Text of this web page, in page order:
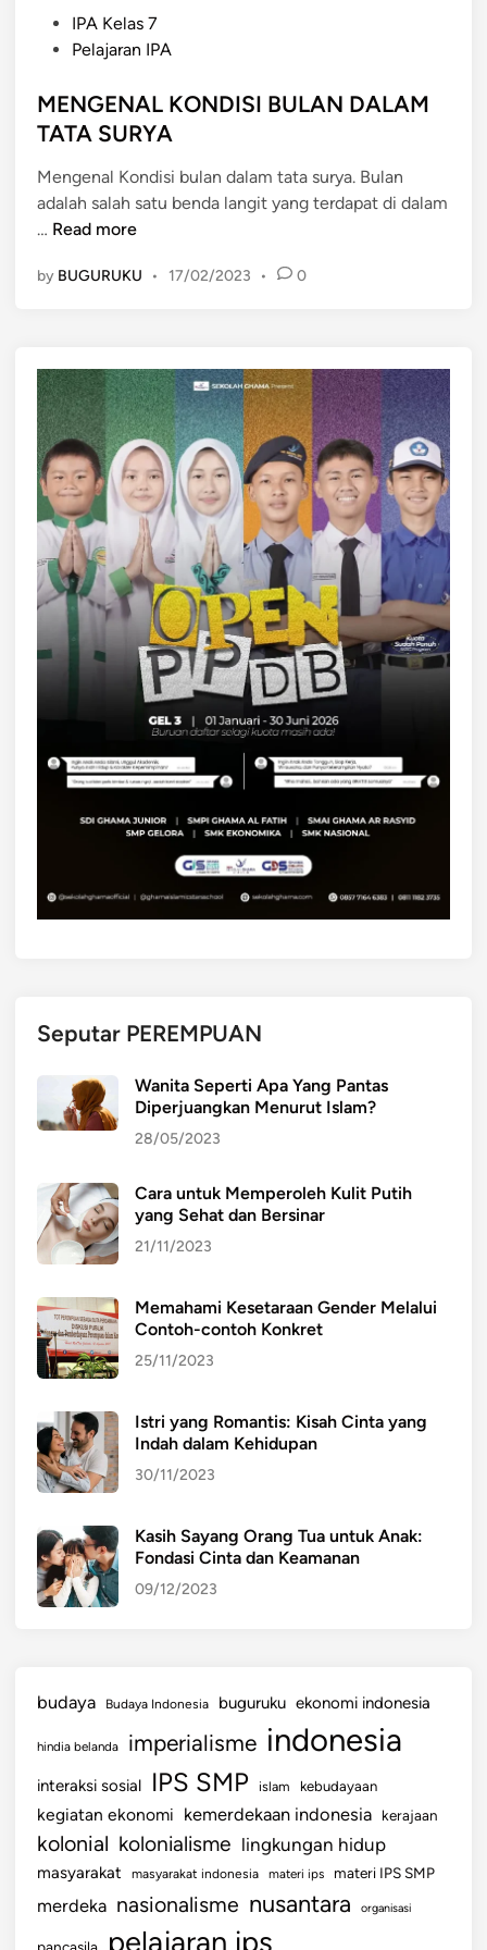
t
e
i
n
IPA Kelas 7
Pelajaran IPA
MENGENAL KONDISI BULAN DALAM
TATA SURYA
Mengenal Kondisi bulan dalam tata surya. Bulan
adalah salah satu benda langit yang terdapat di dalam
… M
N
A
L
K
O
N
D
I
S
I
U
A
A
R
Read more
by BUGURUKU • 17/02/2023 • 0
Seputar PEREMPUAN
Wanita Seperti Apa Yang Pantas
Diperjuangkan Menurut Islam?
28/05/2023
Cara untuk Memperoleh Kulit Putih
yang Sehat dan Bersinar
21/11/2023
Memahami Kesetaraan Gender Melalui
Contoh-contoh Konkret
25/11/2023
Istri yang Romantis: Kisah Cinta yang
Indah dalam Kehidupan
30/11/2023
Kasih Sayang Orang Tua untuk Anak:
Fondasi Cinta dan Keamanan
09/12/2023
budaya Budaya Indonesia buguruku ekonomi indonesia
hindia belanda imperialisme indonesia
interaksi sosial IPS SMP islam kebudayaan
kegiatan ekonomi kemerdekaan indonesia kerajaan
kolonial kolonialisme lingkungan hidup
masyarakat masyarakat indonesia materi ips materi IPS SMP
merdeka nasionalisme nusantara organisasi
pelajaran ips